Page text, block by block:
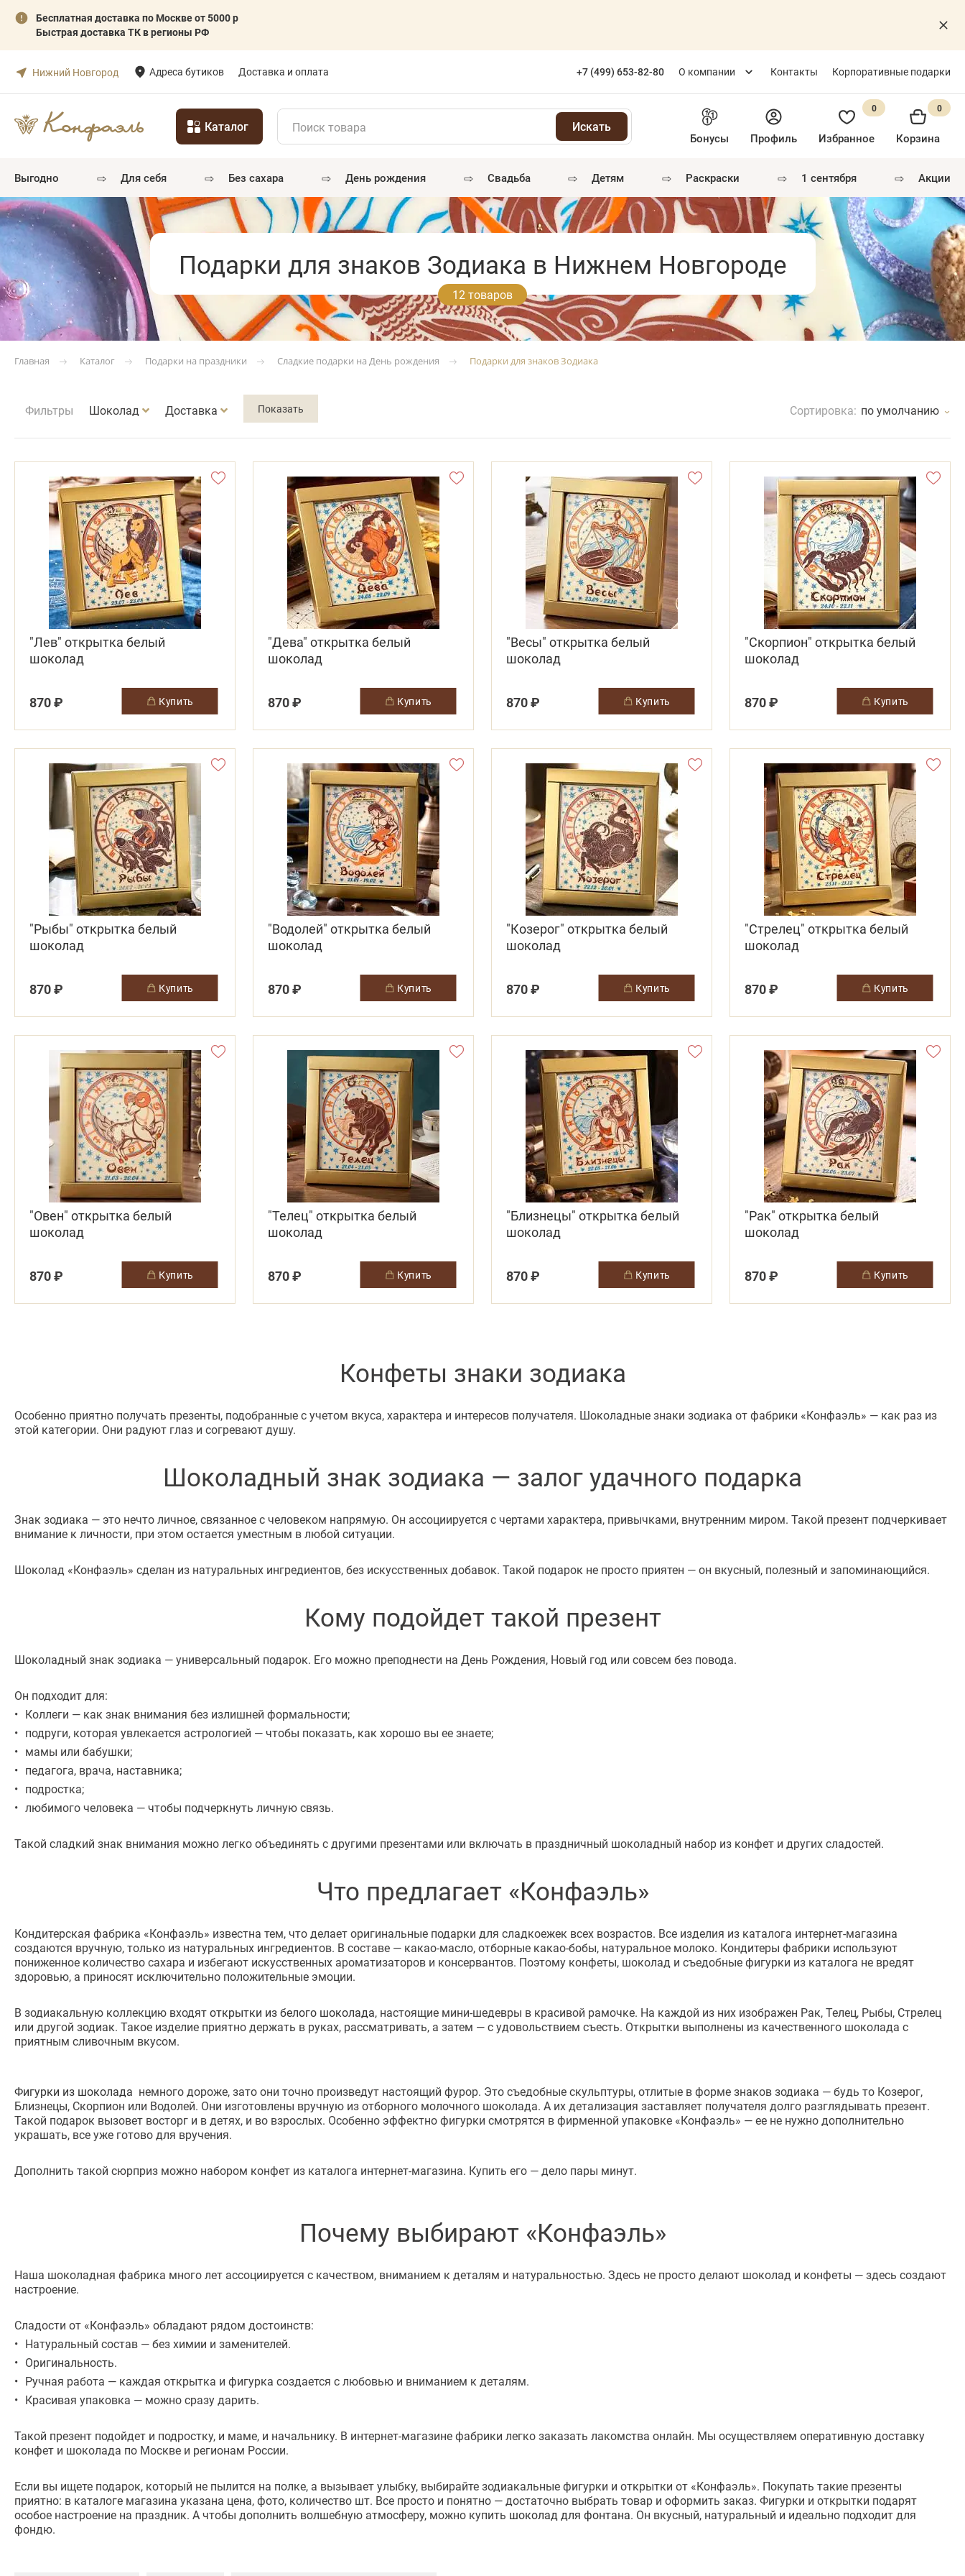
Бесплатная доставка по Москве от 5000 р
Быстрая доставка ТК в регионы РФ
Нижний Новгород Адреса бутиков Доставка и оплата +7 (499) 653-82-80 О компании Контакты Корпоративные подарки
Каталог
Бонусы Профиль Избранное
0
Корзина
0
выгодно ⇨ для себя ⇨ без сахара ⇨ день рождения ⇨ свадьба ⇨ детям ⇨ раскраски ⇨ 1 сентября ⇨ акции
Подарки для знаков Зодиака в Нижнем Новгороде
12 товаров
Главная Каталог Подарки на праздники Сладкие подарки на День рождения Подарки для знаков Зодиака
Фильтры Шоколад Доставка Сортировка: по умолчанию
"Лев" открытка белый
шоколад
870 ₽ купить
"Дева" открытка белый
шоколад
870 ₽ купить
"Весы" открытка белый
шоколад
870 ₽ купить
"Скорпион" открытка белый
шоколад
870 ₽ купить
"Рыбы" открытка белый
шоколад
870 ₽ купить
"Водолей" открытка белый
шоколад
870 ₽ купить
"Козерог" открытка белый
шоколад
870 ₽ купить
"Стрелец" открытка белый
шоколад
870 ₽ купить
"Овен" открытка белый
шоколад
870 ₽ купить
"Телец" открытка белый
шоколад
870 ₽ купить
"Близнецы" открытка белый
шоколад
870 ₽ купить
"Рак" открытка белый
шоколад
870 ₽ купить
Конфеты знаки зодиака
Особенно приятно получать презенты, подобранные с учетом вкуса, характера и интересов получателя. Шоколадные знаки зодиака от фабрики «Конфаэль» — как раз из
этой категории. Они радуют глаз и согревают душу.
Шоколадный знак зодиака — залог удачного подарка
Знак зодиака — это нечто личное, связанное с человеком напрямую. Он ассоциируется с чертами характера, привычками, внутренним миром. Такой презент подчеркивает
внимание к личности, при этом остается уместным в любой ситуации.
Шоколад «Конфаэль» сделан из натуральных ингредиентов, без искусственных добавок. Такой подарок не просто приятен — он вкусный, полезный и запоминающийся.
Кому подойдет такой презент
Шоколадный знак зодиака — универсальный подарок. Его можно преподнести на День Рождения, Новый год или совсем без повода.
Он подходит для:
Коллеги — как знак внимания без излишней формальности;
подруги, которая увлекается астрологией — чтобы показать, как хорошо вы ее знаете;
мамы или бабушки;
педагога, врача, наставника;
подростка;
любимого человека — чтобы подчеркнуть личную связь.
Такой сладкий знак внимания можно легко объединять с другими презентами или включать в праздничный шоколадный набор из конфет и других сладостей.
Что предлагает «Конфаэль»
Кондитерская фабрика «Конфаэль» известна тем, что делает оригинальные подарки для сладкоежек всех возрастов. Все изделия из каталога интернет-магазина
создаются вручную, только из натуральных ингредиентов. В составе — какао-масло, отборные какао-бобы, натуральное молоко. Кондитеры фабрики используют
пониженное количество сахара и избегают искусственных ароматизаторов и консервантов. Поэтому конфеты, шоколад и съедобные фигурки из каталога не вредят
здоровью, а приносят исключительно положительные эмоции.
В зодиакальную коллекцию входятоткрытки из белого шоколада, настоящие мини-шедевры в красивой рамочке. На каждой из них изображен Рак, Телец, Рыбы, Стрелец
или другой зодиак. Такое изделие приятно держать в руках, рассматривать, а затем — с удовольствием съесть. Открытки выполнены из качественного шоколада с
приятным сливочным вкусом.
Фигурки из шоколада немного дороже, зато они точно произведут настоящий фурор. Это съедобные скульптуры, отлитые в форме знаков зодиака — будь то Козерог,
Близнецы, Скорпион или Водолей. Они изготовлены вручную из отборного молочного шоколада. А их детализация заставляет получателя долго разглядывать презент.
Такой подарок вызовет восторг и в детях, и во взрослых. Особенно эффектно фигурки смотрятся в фирменной упаковке «Конфаэль» — ее не нужно дополнительно
украшать, все уже готово для вручения.
Дополнить такой сюрприз можно набором конфет из каталога интернет-магазина. Купить его — дело пары минут.
Почему выбирают «Конфаэль»
Наша шоколадная фабрика много лет ассоциируется с качеством, вниманием к деталям и натуральностью. Здесь не просто делают шоколад и конфеты — здесь создают
настроение.
Сладости от «Конфаэль» обладают рядом достоинств:
Натуральный состав — без химии и заменителей.
Оригинальность.
Ручная работа — каждая открытка и фигурка создается с любовью и вниманием к деталям.
Красивая упаковка — можно сразу дарить.
Такой презент подойдет и подростку, и маме, и начальнику. В интернет-магазине фабрики легко заказать лакомства онлайн. Мы осуществляем оперативную доставку
конфет и шоколада по Москве и регионам России.
Если вы ищете подарок, который не пылится на полке, а вызывает улыбку, выбирайте зодиакальные фигурки и открытки от «Конфаэль». Покупать такие презенты
приятно: в каталоге магазина указана цена, фото, количество шт. Все просто и понятно — достаточно выбрать товар и оформить заказ. Фигурки и открытки подарят
особое настроение на праздник. А чтобы дополнить волшебную атмосферу, можно купить шоколад для фонтана. Он вкусный, натуральный и идеально подходит для
фондю.